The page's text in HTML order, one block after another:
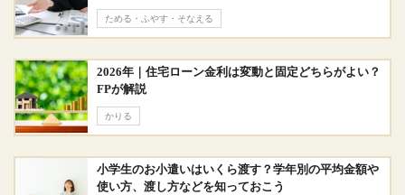
ためる・ふやす・そなえる
2026年｜住宅ローン金利は変動と固定どちらがよい？
FPが解説
かりる
小学生のお小遣いはいくら渡す？学年別の平均金額や
使い方、渡し方などを知っておこう